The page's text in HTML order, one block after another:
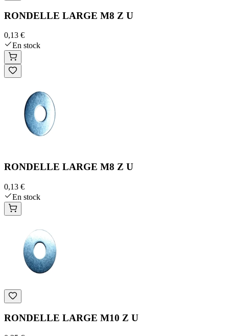
RONDELLE LARGE M8 Z U
0,13 €
En stock
RONDELLE LARGE M8 Z U
0,13 €
En stock
RONDELLE LARGE M10 Z U